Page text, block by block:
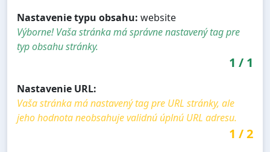
Nastavenie typu obsahu: website
Výborne! Vaša stránka má správne nastavený tag pre
typ obsahu stránky.
1 / 1
Nastavenie URL:
Vaša stránka má nastavený tag pre URL stránky, ale
jeho hodnota neobsahuje validnú úplnú URL adresu.
1 /2